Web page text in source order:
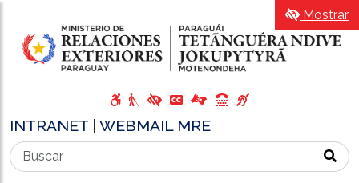
INTRANET WEBMAIL MRE
Mostrar